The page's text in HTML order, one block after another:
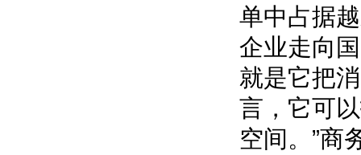
单中占据
企业走向
就是它把
言，它可
空间。”商